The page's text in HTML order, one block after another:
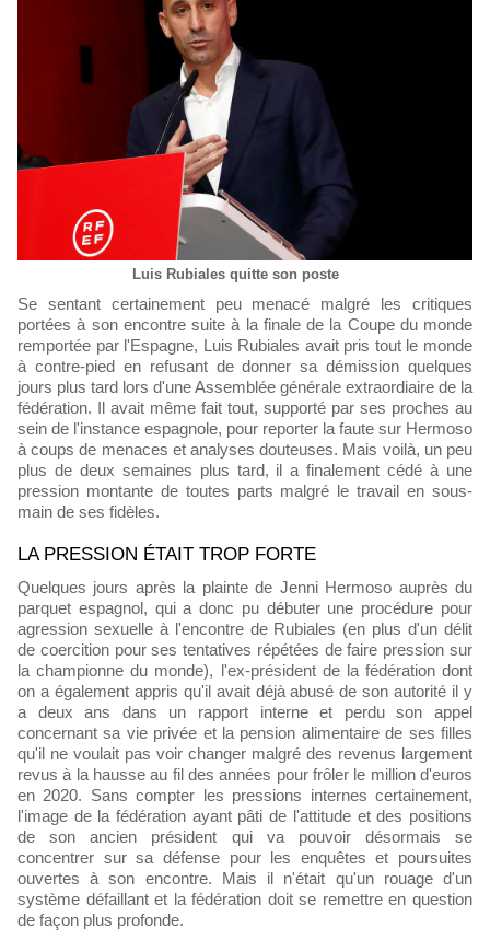
Luis Rubiales quitte son poste
Se sentant certainement peu menacé malgré les critiques
portées à son encontre suite à la finale de la Coupe du monde
remportée par l'Espagne, Luis Rubiales avait pris tout le monde
à contre-pied en refusant de donner sa démission quelques
jours plus tard lors d'une Assemblée générale extraordiaire de la
fédération. Il avait même fait tout, supporté par ses proches au
sein de l'instance espagnole, pour reporter la faute sur Hermoso
à coups de menaces et analyses douteuses. Mais voilà, un peu
plus de deux semaines plus tard, il a finalement cédé à une
pression montante de toutes parts malgré le travail en sous-
main de ses fidèles.
LA PRESSION ÉTAIT TROP FORTE
Quelques jours après la plainte de Jenni Hermoso auprès du
parquet espagnol, qui a donc pu débuter une procédure pour
agression sexuelle à l'encontre de Rubiales (en plus d'un délit
de coercition pour ses tentatives répétées de faire pression sur
la championne du monde), l'ex-président de la fédération dont
on a également appris qu'il avait déjà abusé de son autorité il y
a deux ans dans un rapport interne et perdu son appel
concernant sa vie privée et la pension alimentaire de ses filles
qu'il ne voulait pas voir changer malgré des revenus largement
revus à la hausse au fil des années pour frôler le million d'euros
en 2020. Sans compter les pressions internes certainement,
l'image de la fédération ayant pâti de l'attitude et des positions
de son ancien président qui va pouvoir désormais se
concentrer sur sa défense pour les enquêtes et poursuites
ouvertes à son encontre. Mais il n'était qu'un rouage d'un
système défaillant et la fédération doit se remettre en question
de façon plus profonde.